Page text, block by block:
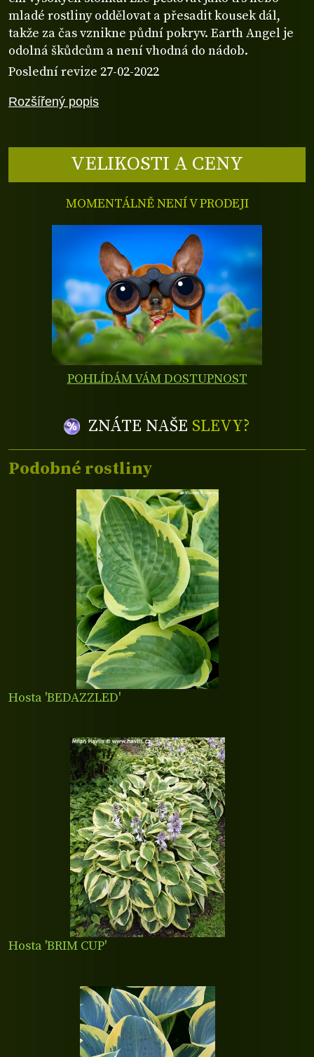
Rozšířený popis
mladé rostliny oddělovat a přesadit kousek dál,
takže za čas vznikne půdní pokryv. Earth Angel je
odolná škůdcům a není vhodná do nádob.
Poslední revize 27-02-2022
VELIKOSTI A CENY
MOMENTÁLNĚ NENÍ V PRODEJI
POHLÍDÁM VÁM DOSTUPNOST
ZNÁTE NAŠE SLEVY?
Podobné rostliny
Hosta 'BEDAZZLED'
Hosta 'BRIM CUP'